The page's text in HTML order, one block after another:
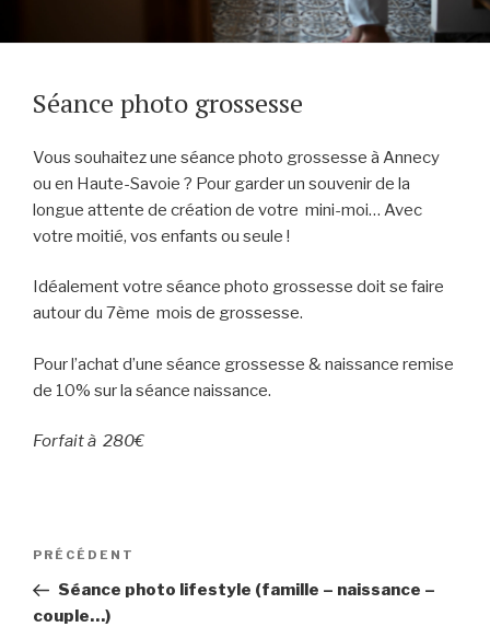
Séance photo grossesse
Vous souhaitez une séance photo grossesse à Annecy
ou en Haute-Savoie ? Pour garder un souvenir de la
longue attente de création de votre mini-moi… Avec
votre moitié, vos enfants ou seule !
Idéalement votre séance photo grossesse doit se faire
autour du 7ème mois de grossesse.
Pour l’achat d’une séance grossesse & naissance remise
de 10% sur la séance naissance.
Forfait à 280€
Navigation
l’article
Article
précédent
PRÉCÉDENT
Séance photo lifestyle (famille – naissance –
couple…)